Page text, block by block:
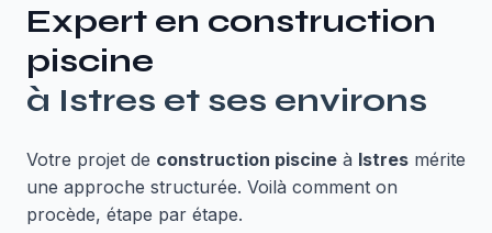
Expert en construction
piscine
à Istres et ses environs
Votre projet de construction piscine à Istres mérite
une approche structurée. Voilà comment on
procède, étape par étape.